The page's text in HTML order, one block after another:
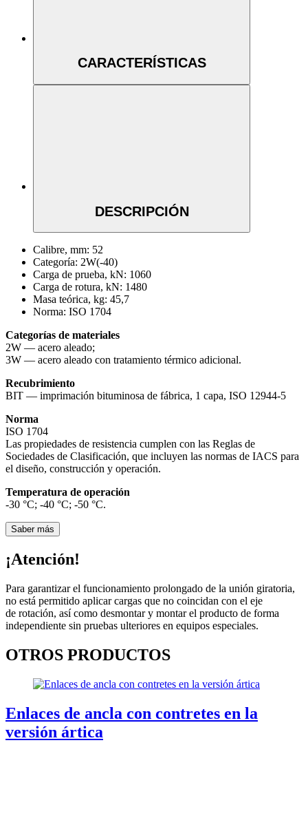
CARACTERÍSTICAS
DESCRIPCIÓN
Calibre, mm: 52
Categoría: 2W(-40)
Carga de prueba, kN: 1060
Carga de rotura, kN: 1480
Masa teórica, kg: 45,7
Norma: ISO 1704
Categorías de materiales
2W — acero aleado;
3W — acero aleado con tratamiento térmico adicional.
Recubrimiento
BIT — imprimación bituminosa de fábrica, 1 capa, ISO 12944-5
Norma
ISO 1704
Las propiedades de resistencia cumplen con las Reglas de
Sociedades de Clasificación, que incluyen las normas de IACS para
el diseño, construcción y operación.
Temperatura de operación
-30 °С; -40 °С; -50 °С.
Saber más
¡Atención!
Para garantizar el funcionamiento prolongado de la unión giratoria,
no está permitido aplicar cargas que no coincidan con el eje
de rotación, así como desmontar y montar el producto de forma
independiente sin pruebas ulteriores en equipos especiales.
OTROS PRODUCTOS
Enlaces de ancla con contretes en la
versión ártica